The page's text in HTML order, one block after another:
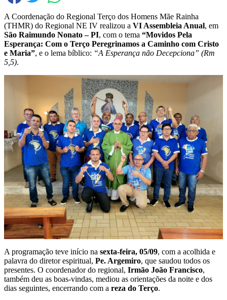
A Coordenação do Regional Terço dos Homens Mãe Rainha
(THMR) do Regional NE IV realizou a VI Assembleia Anual, em
São Raimundo Nonato – PI, com o tema “Movidos Pela
Esperança: Com o Terço Peregrinamos a Caminho com Cristo
e Maria”, e o lema bíblico: “A Esperança não Decepciona” (Rm
5,5).
A programação teve início na sexta-feira, 05/09, com a acolhida e
palavra do diretor espiritual, Pe. Argemiro, que saudou todos os
presentes. O coordenador do regional, Irmão João Francisco,
também deu as boas-vindas, mediou as orientações da noite e dos
dias seguintes, encerrando com a reza do Terço.